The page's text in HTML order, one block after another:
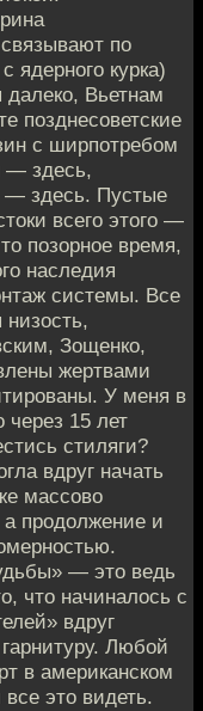
по
ядерного курка)
далеко, Вьетнам
позднесоветские
с ширпотребом
— здесь,
— здесь. Пустые
всего этого —
позорное время,
наследия
системы. Все
Зощенко,
жертвами
У меня в
через 15 лет
стиляги?
вдруг начать
массово
продолжение и
— это ведь
что начиналось с
вдруг
Любой
в американском
это видеть.